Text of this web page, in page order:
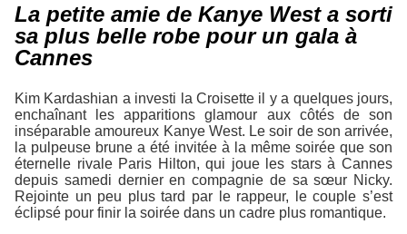
La petite amie de Kanye West a sorti
sa plus belle robe pour un gala à
Cannes
Kim Kardashian a investi la Croisette il y a quelques jours,
enchaînant les apparitions glamour aux côtés de son
inséparable amoureux Kanye West. Le soir de son arrivée,
la pulpeuse brune a été invitée à la même soirée que son
éternelle rivale Paris Hilton, qui joue les stars à Cannes
depuis samedi dernier en compagnie de sa sœur Nicky.
Rejointe un peu plus tard par le rappeur, le couple s’est
éclipsé pour finir la soirée dans un cadre plus romantique.